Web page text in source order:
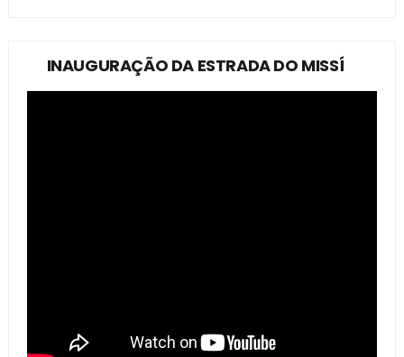
INAUGURAÇÃO DA ESTRADA DO MISSÍ